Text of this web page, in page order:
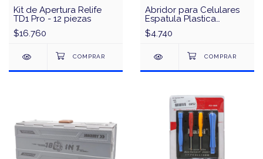
Kit de Apertura Relife
TD1 Pro - 12 piezas
$16.760
Abridor para Celulares
Espatula Plastica
Antiestatica Sunshine
SS-064E
$4.740